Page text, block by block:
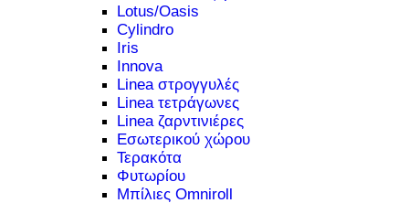
Lotus/Oasis
Cylindro
Iris
Innova
Linea στρογγυλές
Linea τετράγωνες
Linea ζαρντινιέρες
Εσωτερικού χώρου
Τερακότα
Φυτωρίου
Μπίλιες Omniroll